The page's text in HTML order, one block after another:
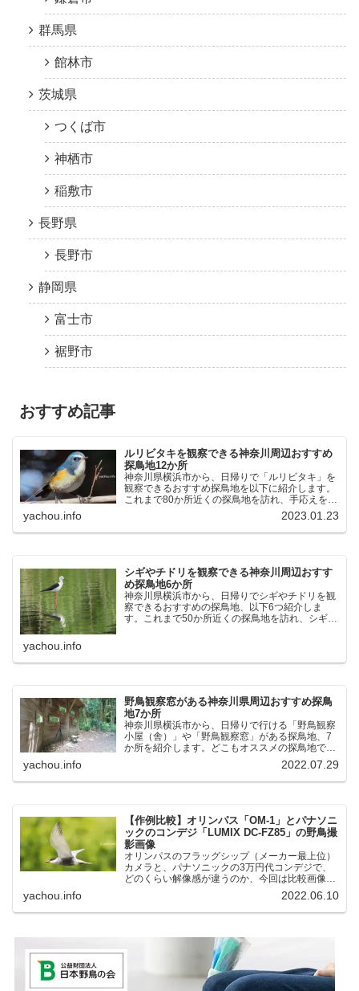
群馬県
館林市
茨城県
つくば市
神栖市
稲敷市
長野県
長野市
静岡県
富士市
裾野市
おすすめ記事
ルリビタキを観察できる神奈川周辺おすすめ
探鳥地12か所
神奈川県横浜市から、日帰りで「ルリビタキ」を
観察できるおすすめ探鳥地を以下に紹介します。
これまで80か所近くの探鳥地を訪れ、手応えを感
じた場所です。以下、★ が多いほど観察しやす
く、出現頻度が高いと感じた場所です。 北本自然
観察公園：埼玉県...
yachou.info 2023.01.23
シギやチドリを観察できる神奈川周辺おすす
め探鳥地6か所
神奈川県横浜市から、日帰りでシギやチドリを観
察できるおすすめの探鳥地、以下6つ紹介しま
す。これまで50か所近くの探鳥地を訪れ、シギや
yachou.info
野鳥観察窓がある神奈川県周辺おすすめ探鳥
地7か所
神奈川県横浜市から、日帰りで行ける「野鳥観察
小屋（舎）」や「野鳥観察窓」がある探鳥地、7
か所を紹介します。どこもオススメの探鳥地で
す。実際に訪れてみると、野山にいる野鳥、海や
湖にいる野鳥それぞれ違う観察になりました。街
中にあり、電車で行ける...
yachou.info 2022.07.29
【作例比較】オリンパス「OM-1」とパナソニ
ックのコンデジ「LUMIX DC-FZ85」の野鳥撮
影画像
オリンパスのフラッグシップ（メーカー最上位）
カメラと、パナソニックの3万円代コンデジで、
どのくらい解像感が違うのか、今回は比較画像を
紹介します。私はコンデジを愛用しているのです
が、相棒がオリンパス「OM-1」を使い始めたと
ころ、同じ被写体で...
yachou.info 2022.06.10